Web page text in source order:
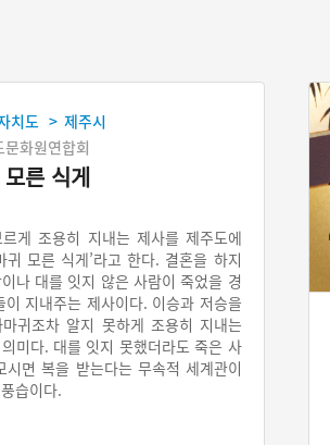
치도 > 제주시
문화원연합회
른 식게
게 조용히 지내는 제사를 제주도에
귀 모른 식게’라고 한다. 결혼을 하지
나 대를 잇지 않은 사람이 죽었을 경
이 지내주는 제사이다. 이승과 저승을
마귀조차 알지 못하게 조용히 지내는
미다. 대를 잇지 못했더라도 죽은 사
시면 복을 받는다는 무속적 세계관이
습이다.